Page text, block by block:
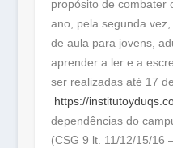
propósito de combater
ano, pela segunda
de aula para jovens,
aprender a ler e a
ser realizadas até 17
https://
dependências do
(CSG 9 lt. 11/12/15/16